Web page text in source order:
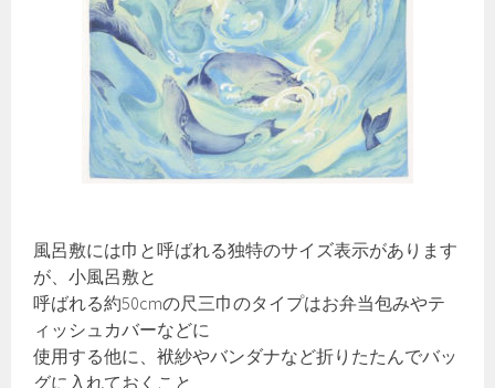
風呂敷には巾と呼ばれる独特のサイズ表示があります
が、小風呂敷と
呼ばれる約50cmの尺三巾のタイプはお弁当包みやテ
ィッシュカバーなどに
使用する他に、袱紗やバンダナなど折りたたんでバッ
グに入れておくこと